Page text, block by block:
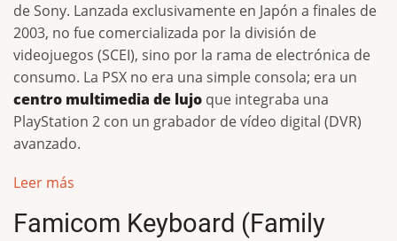
de Sony. Lanzada exclusivamente en Japón a finales de
2003, no fue comercializada por la división de
videojuegos (SCEI), sino por la rama de electrónica de
consumo. La PSX no era una simple consola; era un
centro multimedia de lujo que integraba una
PlayStation 2 con un grabador de vídeo digital (DVR)
avanzado.
Leer más
Famicom Keyboard (Family